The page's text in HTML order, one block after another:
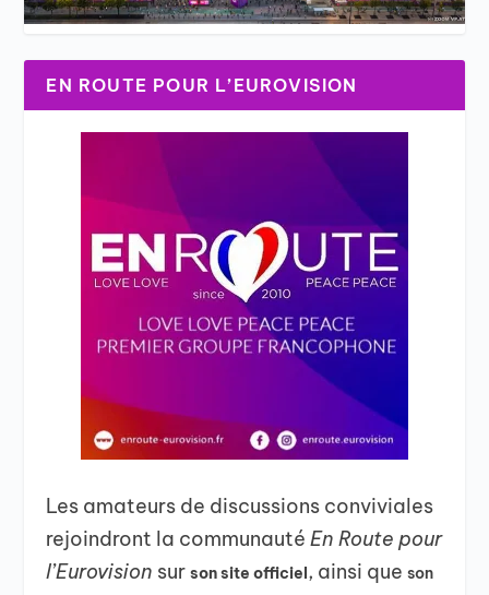
EN ROUTE POUR L’EUROVISION
Les amateurs de discussions conviviales
rejoindront la communautéEn Route pour
l’Eurovision surson site officiel , ainsi queson